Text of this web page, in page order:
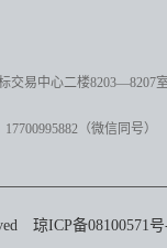
交易中心二楼8203—8207
17700995882 （微信同号）
琼ICP备08100571